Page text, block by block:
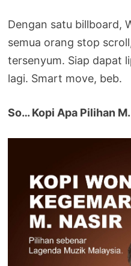
Dengan satu billboard,
semua orang stop
tersenyum. Siap dapat
lagi. Smart move, beb.
So… Kopi Apa Pilihan